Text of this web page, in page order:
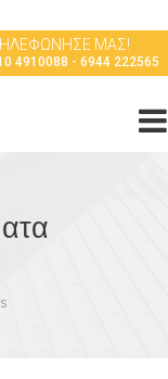
ΜΑΣ!
4910088 - 6944 222565